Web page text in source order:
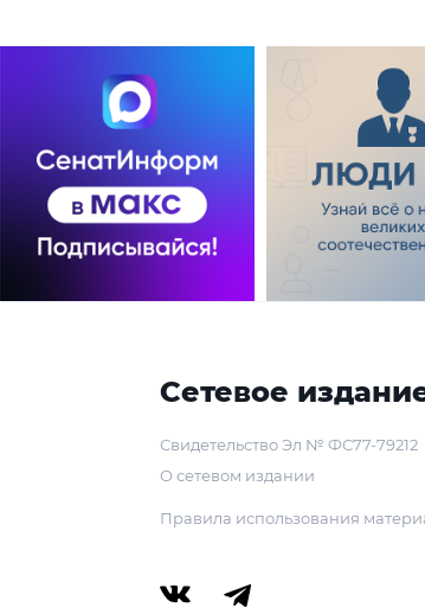
Сетевое
Свидетельство Эл № ФС77-79212
О сетевом издании
Правила использования